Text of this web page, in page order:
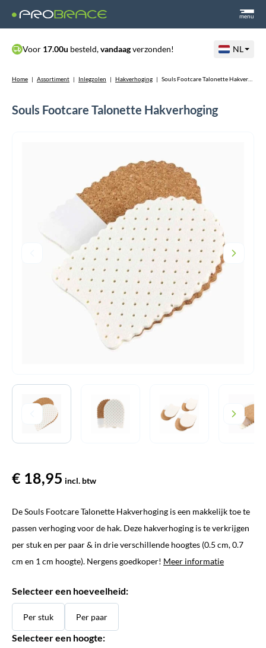
menu
Voor 17.00u besteld,vandaagverzonden! NL
Home | Assortiment | Inlegzolen | Hakverhoging | Souls Footcare Talonette Hakverhoging
Souls Footcare Talonette Hakverhoging
€ 18,95 incl. btw
De Souls Footcare Talonette Hakverhoging is een makkelijk toe te
passen verhoging voor de hak. Deze hakverhoging is te verkrijgen
per stuk en per paar & in drie verschillende hoogtes (0.5 cm, 0.7
cm en 1 cm hoogte). Nergens goedkoper! Meer informatie
Selecteer een hoeveelheid:
Per stuk Per paar
Selecteer een hoogte: